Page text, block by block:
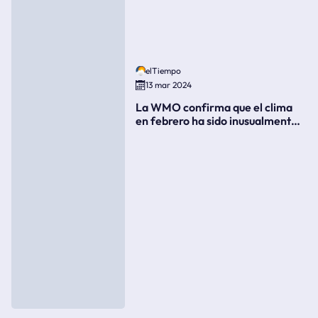
elTiempo
13 mar 2024
La WMO confirma que el clima
en febrero ha sido inusualmente